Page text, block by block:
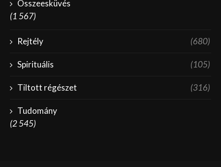
Összeesküvés
(1 567)
Rejtély (680)
Spirituális (105)
Tiltott régészet (316)
Tudomány
(2 545)